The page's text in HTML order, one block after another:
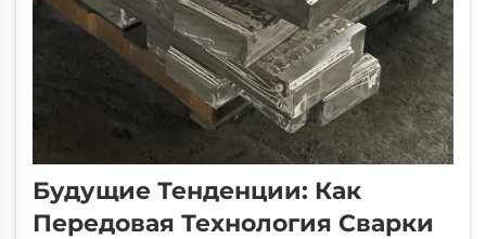
Будущие Тенденции: Как
Передовая Технология Сварки